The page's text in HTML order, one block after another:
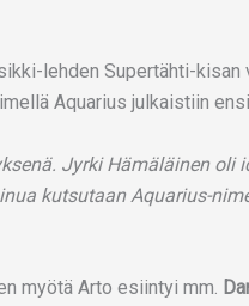
lehden Supertähti-
Aquarius julkaistiin
Jyrki Hämäläinen oli
kutsutaan Aquarius-
myötä Arto esiintyi mm.